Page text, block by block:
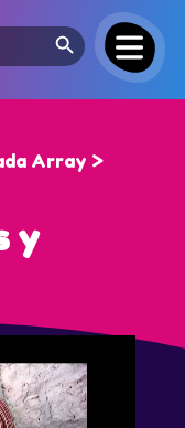
Search Button
Array >
y